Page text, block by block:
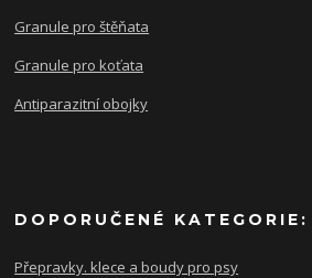
Granule pro štěňata
Granule pro koťata
Antiparazitní obojky
DOPORUČENÉ KATEGORIE:
Přepravky. klece a boudy pro psy